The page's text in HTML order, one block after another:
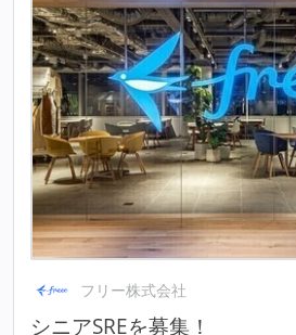
フリー株式会社
シニアSREを募集！